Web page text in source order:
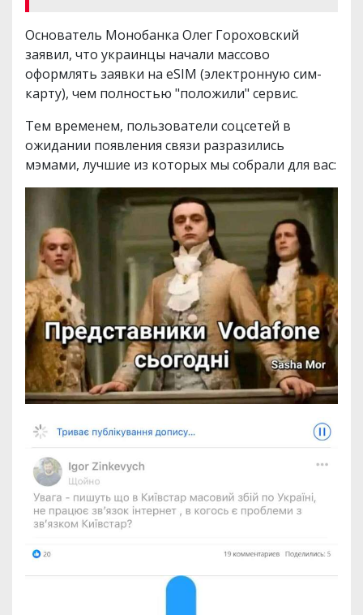
Основатель Монобанка Олег Гороховский
заявил, что украинцы начали массово
оформлять заявки на eSIM (электронную сим-
карту), чем полностью "положили" сервис.
Тем временем, пользователи соцсетей в
ожидании появления связи разразились
мэмами, лучшие из которых мы собрали для вас: